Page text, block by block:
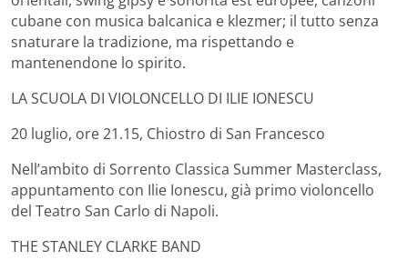
cubane con musica balcanica e klezmer; il tutto senza
snaturare la tradizione, ma rispettando e
mantenendone lo spirito.
LA SCUOLA DI VIOLONCELLO DI ILIE IONESCU
20 luglio, ore 21.15, Chiostro di San Francesco
Nell’ambito di Sorrento Classica Summer Masterclass,
appuntamento con Ilie Ionescu, già primo violoncello
del Teatro San Carlo di Napoli.
THE STANLEY CLARKE BAND